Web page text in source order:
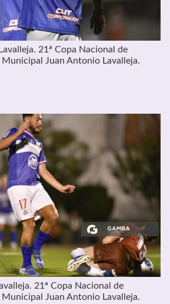
21ª Copa Nacional de
Juan Antonio Lavalleja.
21ª Copa Nacional de
Juan Antonio Lavalleja.